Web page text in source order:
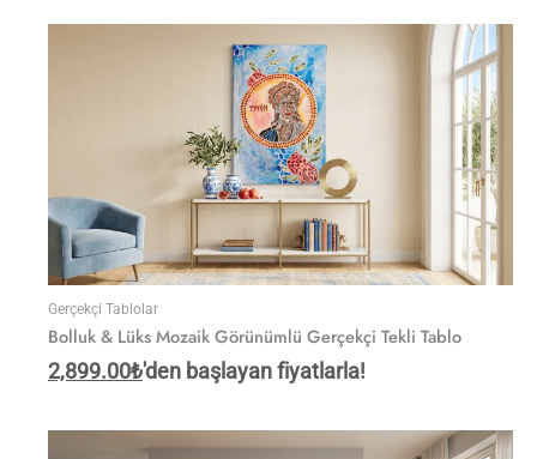
Gerçekçi Tablolar
Bolluk & Lüks Mozaik Görünümlü Gerçekçi Tekli Tablo
2,899.00₺'den başlayan fiyatlarla!